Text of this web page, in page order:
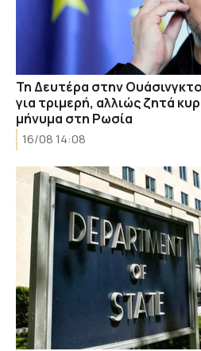
Τη Δευτέρα στην
για τριμερή, αλλιώς ζητά
μήνυμα στη Ρωσία
16/08 14:08